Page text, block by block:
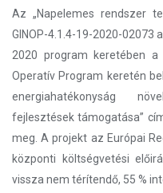
Az „Napelemes rendszer
GINOP-4.1.4-19-2020-02073
2020 program keretében a
Operatív Program keretén
energiahatékonyság
fejlesztések támogatása”
meg. A projekt az Európai
központi költségvetési
vissza nem térítendő, 55 %